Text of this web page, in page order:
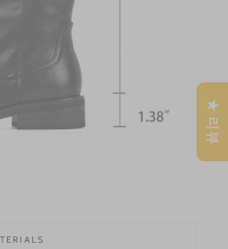
★ 리뷰